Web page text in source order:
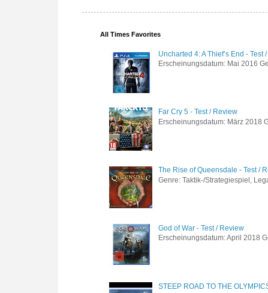
All Times Favorites
Uncharted 4: A Thief’s End - Test
Erscheinungsdatum: Mai 2016
Far Cry 5 - Test / Review
Erscheinungsdatum: März 2018
The Rise of Queensdale - Test /
Genre: Taktik-/Strategiespiel,
God of War - Test / Review
Erscheinungsdatum: April 2018
STEEP ROAD TO THE